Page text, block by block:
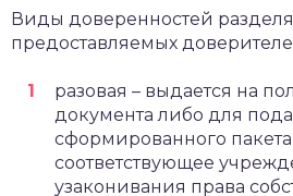
Виды доверенностей
предоставляемых
разовая – выдается на
документа либо для
сформированного
соответствующее
узаконивания права